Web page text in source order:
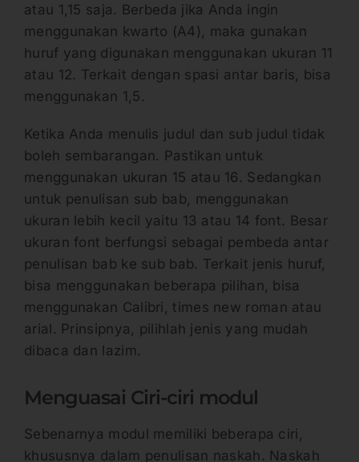
atau 1,15 saja. Berbeda jika Anda ingin
menggunakan kwarto (A4), maka gunakan
huruf yang digunakan menggunakan ukuran 11
atau 12. Terkait dengan spasi antar baris, bisa
menggunakan 1,5.
Ketika Anda menulis judul dan sub judul tidak
boleh sembarangan. Pastikan untuk
menggunakan ukuran 15 atau 16. Sedangkan
untuk penulisan sub bab, menggunakan
ukuran lebih kecil yaitu 13 atau 14 font. Besar
ukuran font berfungsi sebagai pembeda antar
penulisan bab ke sub bab. Terkait jenis huruf,
bisa menggunakan beberapa pilihan, bisa
menggunakan Calibri, times new roman atau
arial. Prinsipnya, pilihlah jenis yang mudah
dibaca dan lazim.
Menguasai Ciri-ciri modul
Sebenarnya modul memiliki beberapa ciri,
khususnya dalam penulisan naskah. Naskah